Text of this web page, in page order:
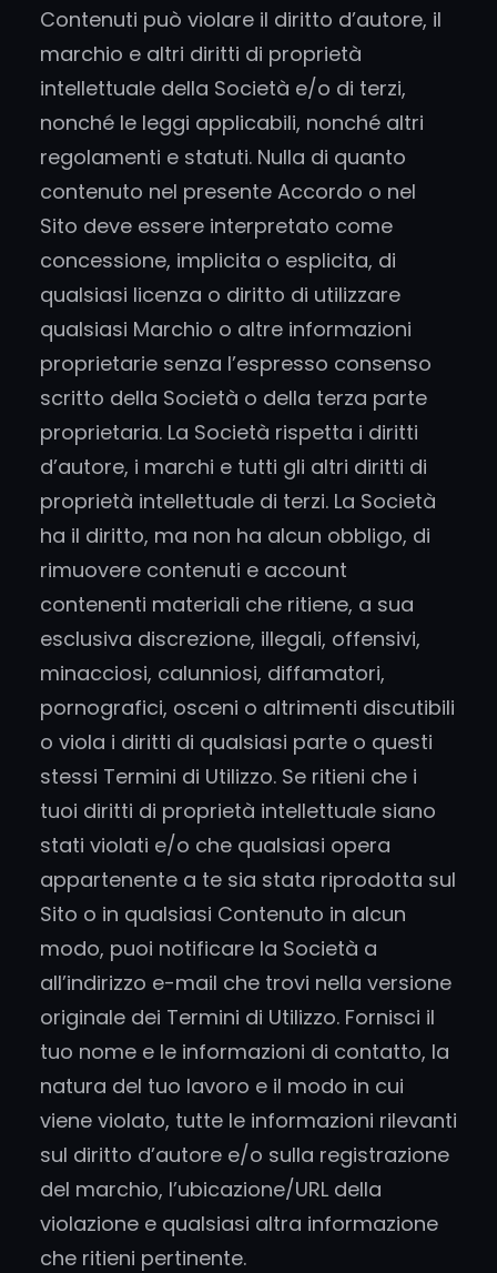
Contenuti può violare il diritto d’autore, il
marchio e altri diritti di proprietà
intellettuale della Società e/o di terzi,
nonché le leggi applicabili, nonché altri
regolamenti e statuti. Nulla di quanto
contenuto nel presente Accordo o nel
Sito deve essere interpretato come
concessione, implicita o esplicita, di
qualsiasi licenza o diritto di utilizzare
qualsiasi Marchio o altre informazioni
proprietarie senza l’espresso consenso
scritto della Società o della terza parte
proprietaria. La Società rispetta i diritti
d’autore, i marchi e tutti gli altri diritti di
proprietà intellettuale di terzi. La Società
ha il diritto, ma non ha alcun obbligo, di
rimuovere contenuti e account
contenenti materiali che ritiene, a sua
esclusiva discrezione, illegali, offensivi,
minacciosi, calunniosi, diffamatori,
pornografici, osceni o altrimenti discutibili
o viola i diritti di qualsiasi parte o questi
stessi Termini di Utilizzo. Se ritieni che i
tuoi diritti di proprietà intellettuale siano
stati violati e/o che qualsiasi opera
appartenente a te sia stata riprodotta sul
Sito o in qualsiasi Contenuto in alcun
modo, puoi notificare la Società a
all’indirizzo e-mail che trovi nella versione
originale dei Termini di Utilizzo. Fornisci il
tuo nome e le informazioni di contatto, la
natura del tuo lavoro e il modo in cui
viene violato, tutte le informazioni rilevanti
sul diritto d’autore e/o sulla registrazione
del marchio, l’ubicazione/URL della
violazione e qualsiasi altra informazione
che ritieni pertinente.